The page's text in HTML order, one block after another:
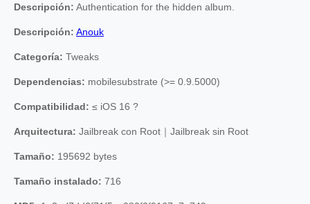
Descripción: Authentication for the hidden album.
Descripción: Anouk
Categoría: Tweaks
Dependencias: mobilesubstrate (>= 0.9.5000)
Compatibilidad: ≤ iOS 16 ?
Arquitectura: Jailbreak con Root｜Jailbreak sin Root
Tamaño: 195692 bytes
Tamaño instalado: 716